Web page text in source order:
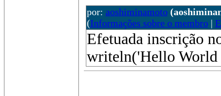
por: aoshiminamoto
(Informações sobre o membro|
Efetuada inscrição
writeln('Hello